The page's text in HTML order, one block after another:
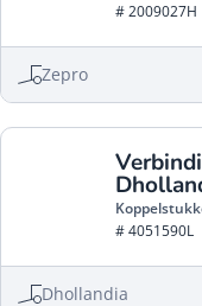
# 2009027H
Zepro
# 4051590L
Dhollandia